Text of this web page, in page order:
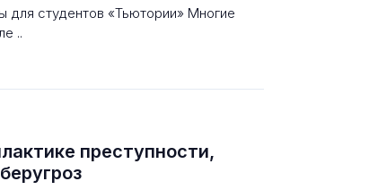
для студентов «Тьютории» Многие
..
преступности,